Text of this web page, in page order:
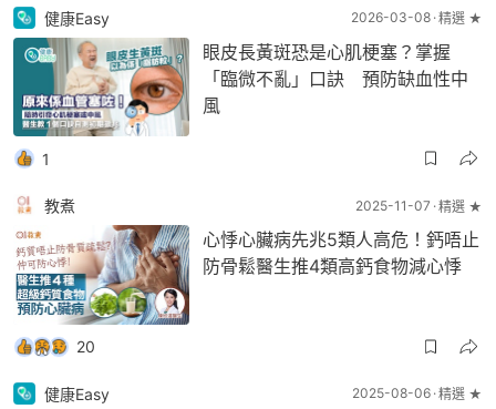
健康Easy 2026-03-08 精選 ★
眼皮長黃斑恐是心肌梗塞？掌握
「臨微不亂」口訣 預防缺血性中
風
1
教煮 2025-11-07 精選 ★
心悸心臟病先兆5類人高危！鈣唔止
防骨鬆醫生推4類高鈣食物減心悸
20
健康Easy 2025-08-06 精選 ★